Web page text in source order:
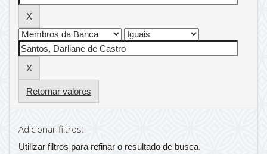
Retornar valores
Adicionar filtros:
Utilizar filtros para refinar o resultado de busca.